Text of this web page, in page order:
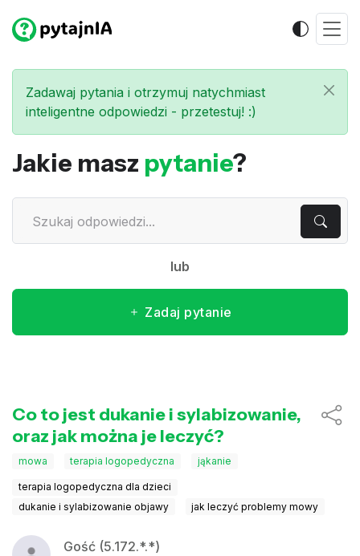
Zadawaj pytania i otrzymuj natychmiast
inteligentne odpowiedzi - przetestuj! :)
Jakie masz pytanie?
lub
Zadaj pytanie
Co to jest dukanie i sylabizowanie,
oraz jak można je leczyć?
mowa terapia logopedyczna jąkanie
terapia logopedyczna dla dzieci
dukanie i sylabizowanie objawy
jak leczyć problemy mowy
Gość (5.172.*.*)